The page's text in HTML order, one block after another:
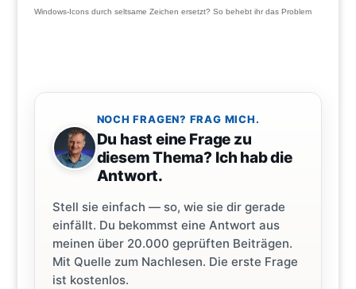
Windows-Icons durch seltsame Zeichen ersetzt? So behebt ihr das Problem
NOCH FRAGEN? FRAG MICH.
Du hast eine Frage zu
diesem Thema? Ich hab die
Antwort.
Stell sie einfach — so, wie sie dir gerade
einfällt. Du bekommst eine Antwort aus
meinen über 20.000 geprüften Beiträgen.
Mit Quelle zum Nachlesen. Die erste Frage
ist kostenlos.